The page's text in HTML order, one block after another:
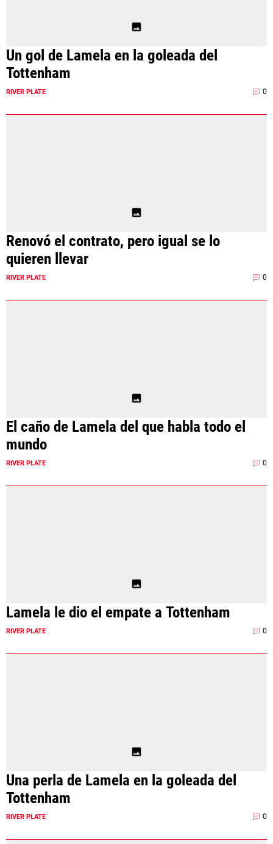
Un gol de Lamela en la goleada del
Tottenham
RIVER PLATE 0
Renovó el contrato, pero igual se lo
quieren llevar
RIVER PLATE 0
El caño de Lamela del que habla todo el
mundo
RIVER PLATE 0
Lamela le dio el empate a Tottenham
RIVER PLATE 0
Una perla de Lamela en la goleada del
Tottenham
RIVER PLATE 0